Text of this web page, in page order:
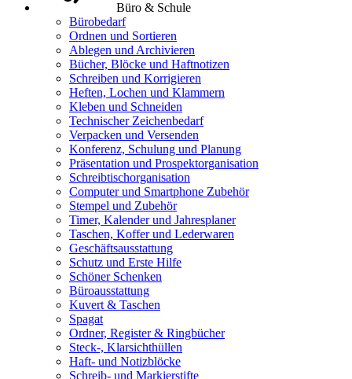
Büro & Schule
Bürobedarf
Ordnen und Sortieren
Ablegen und Archivieren
Bücher, Blöcke und Haftnotizen
Schreiben und Korrigieren
Heften, Lochen und Klammern
Kleben und Schneiden
Technischer Zeichenbedarf
Verpacken und Versenden
Konferenz, Schulung und Planung
Präsentation und Prospektorganisation
Schreibtischorganisation
Computer und Smartphone Zubehör
Stempel und Zubehör
Timer, Kalender und Jahresplaner
Taschen, Koffer und Lederwaren
Geschäftsausstattung
Schutz und Erste Hilfe
Schöner Schenken
Büroausstattung
Kuvert & Taschen
Spagat
Ordner, Register & Ringbücher
Steck-, Klarsichthüllen
Haft- und Notizblöcke
Schreib- und Markierstifte